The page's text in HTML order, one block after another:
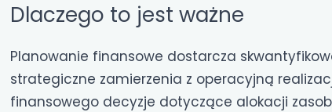
Dlaczego to jest ważne
Planowanie finansowe dostarcza
strategiczne zamierzenia z operacyjną
finansowego decyzje dotyczące alokacji